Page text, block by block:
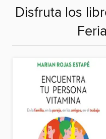
Disfruta los